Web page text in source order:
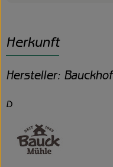
Herkunft
Hersteller: Bauckhof
D